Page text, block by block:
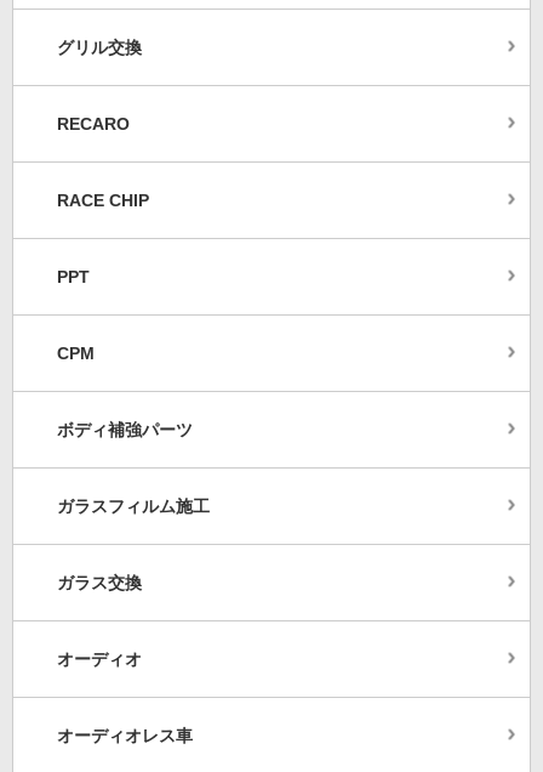
グリル交換
RECARO
RACE CHIP
PPT
CPM
ボディ補強パーツ
ガラスフィルム施工
ガラス交換
オーディオ
オーディオレス車